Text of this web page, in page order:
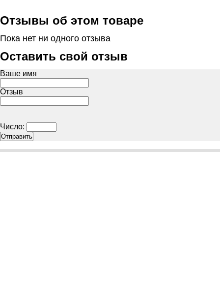
Отзывы об этом товаре
Пока нет ни одного отзыва
Оставить свой отзыв
Ваше имя
Отзыв
Число: